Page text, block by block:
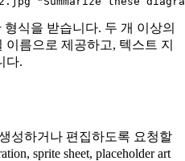
형식을 받습니다. 두 개 이상의
이름으로 제공하고, 텍스트 지
다.
성하거나 편집하도록 요청할
sprite sheet, placeholder art